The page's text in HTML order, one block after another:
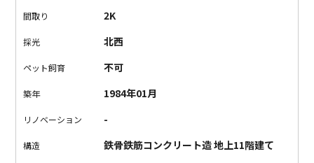
ご利益を頂ける好立地で、お仕事をしてみませんか？
間取り 2K
採光 北西
ペット飼育 不可
築年 1984年01月
リノベーション -
構造 鉄骨鉄筋コンクリート造 地上11階建て